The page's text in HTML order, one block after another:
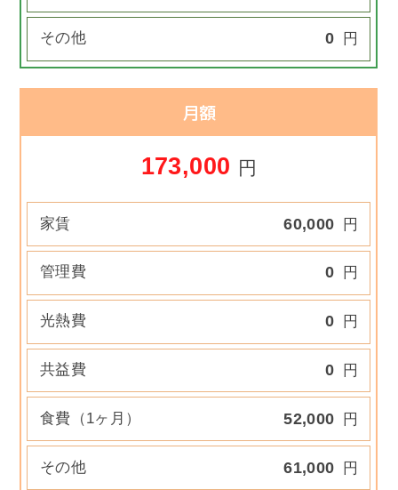
その他 0 円
月額
173,000 円
家賃 60,000 円
管理費 0 円
光熱費 0 円
共益費 0 円
食費（1ヶ月） 52,000 円
その他 61,000 円